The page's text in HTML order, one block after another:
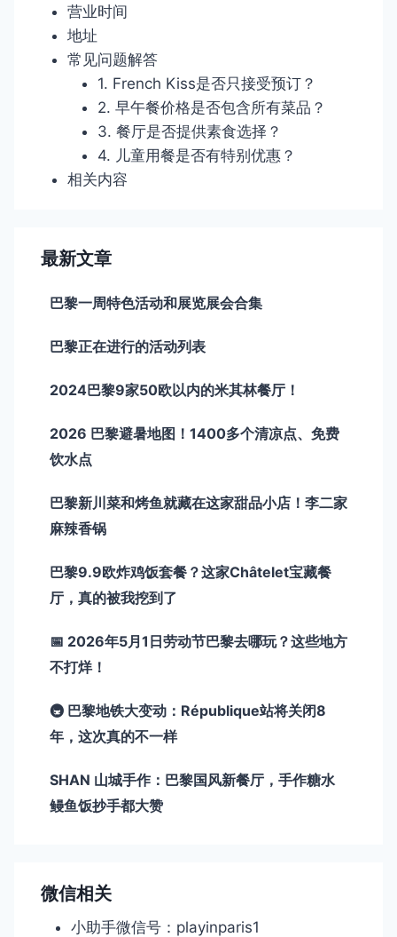
营业时间
地址
常见问题解答
1. French Kiss是否只接受预订？
2. 早午餐价格是否包含所有菜品？
3. 餐厅是否提供素食选择？
4. 儿童用餐是否有特别优惠？
相关内容
最新文章
巴黎一周特色活动和展览展会合集
巴黎正在进行的活动列表
2024巴黎9家50欧以内的米其林餐厅！
2026 巴黎避暑地图！1400多个清凉点、免费
饮水点
巴黎新川菜和烤鱼就藏在这家甜品小店！李二家
麻辣香锅
巴黎9.9欧炸鸡饭套餐？这家Châtelet宝藏餐
厅，真的被我挖到了
📅 2026年5月1日劳动节巴黎去哪玩？这些地方
不打烊！
🚇 巴黎地铁大变动：République站将关闭8
年，这次真的不一样
SHAN 山城手作：巴黎国风新餐厅，手作糖水
鳗鱼饭抄手都大赞
微信相关
小助手微信号：playinparis1